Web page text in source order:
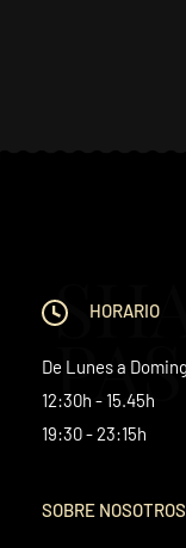
HORARIO
De Lunes a
12:30h - 15.45h
19:30 - 23:15h
SOBRE NOSOTROS